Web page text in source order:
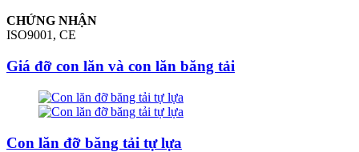
CHỨNG NHẬN
ISO9001, CE
Giá đỡ con lăn và con lăn băng tải
Con lăn đỡ băng tải tự lựa